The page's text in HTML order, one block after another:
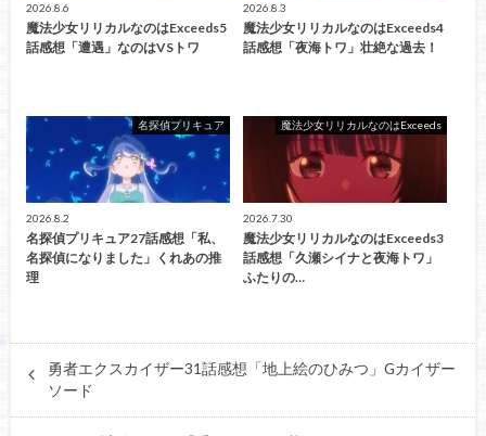
2026.8.6
魔法少女リリカルなのはExceeds5
話感想「遭遇」なのはVSトワ
2026.8.3
魔法少女リリカルなのはExceeds4
話感想「夜海トワ」壮絶な過去！
名探偵プリキュア
2026.8.2
名探偵プリキュア27話感想「私、
名探偵になりました」くれあの推
理
魔法少女リリカルなのはExceeds
2026.7.30
魔法少女リリカルなのはExceeds3
話感想「久瀬シイナと夜海トワ」
ふたりの…
勇者エクスカイザー31話感想「地上絵のひみつ」Gカイザー
ソード